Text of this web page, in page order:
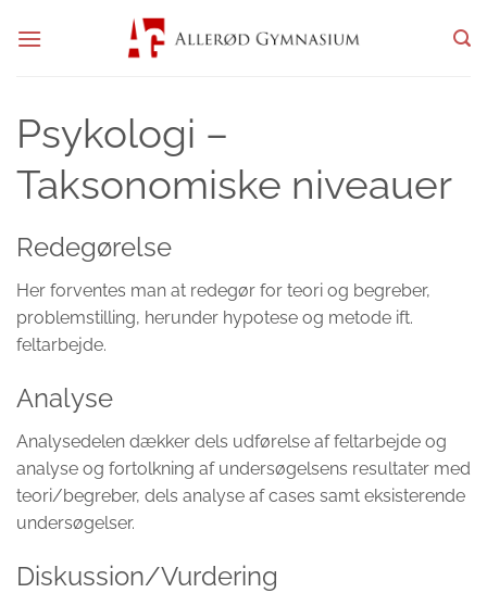
Psykologi –
Taksonomiske niveauer
Redegørelse
Her forventes man at redegør for teori og begreber,
problemstilling, herunder hypotese og metode ift.
feltarbejde.
Analyse
Analysedelen dækker dels udførelse af feltarbejde og
analyse og fortolkning af undersøgelsens resultater med
teori/begreber, dels analyse af cases samt eksisterende
undersøgelser.
Diskussion/Vurdering